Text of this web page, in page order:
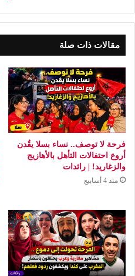
مقالات ذات صلة
فرحة لا توصف.. نساء بسلا يقُدن
أروع احتفالات التأهل بالأهازيج
والزغاريد! | رائدات
منذ 4 أسابيع